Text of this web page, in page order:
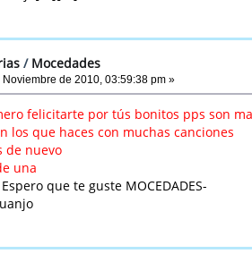
/ Mocedades
Noviembre de 2010, 03:59:38 pm »
felicitarte por tús bonitos pps son
los que haces con muchas canciones
de nuevo
una
Espero que te guste MOCEDADES-